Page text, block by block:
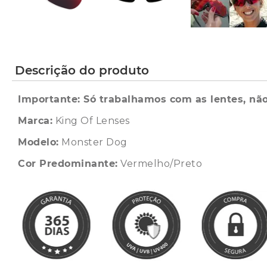
Descrição do produto
Importante: Só trabalhamos com as lentes,
Marca: King Of Lenses
Modelo: Monster Dog
Cor Predominante: Vermelho/Preto